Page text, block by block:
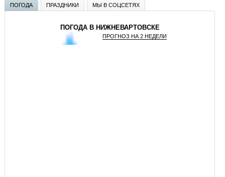
ПОГОДА ПРАЗДНИКИ МЫ В СОЦСЕТЯХ
ПОГОДА В НИЖНЕВАРТОВСКЕ
ПРОГНОЗ НА 2 НЕДЕЛИ